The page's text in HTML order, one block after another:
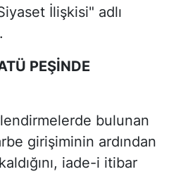
İlişkisi" adlı
PEŞİNDE
bulunan
girişiminin ardından
iade-i itibar